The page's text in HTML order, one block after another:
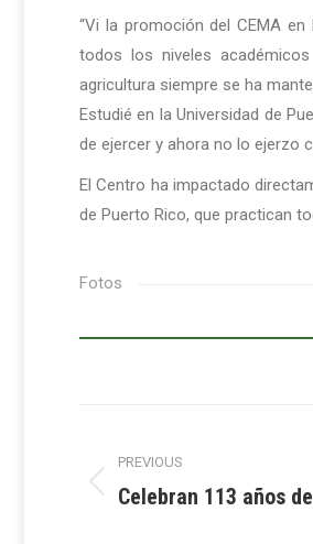
“Vi la promoción del CEMA
todos los niveles
agricultura siempre se ha
Estudié en la Universidad de
de ejercer y ahora no lo ejerzo
El Centro ha impactado
de Puerto Rico, que practican
Fotos
navigation
PREVIOUS
Previous
Celebran 113 años